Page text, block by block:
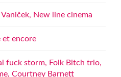
New line cinema
et encore
fuck storm, Folk Bitch trio,
Courtney Barnett